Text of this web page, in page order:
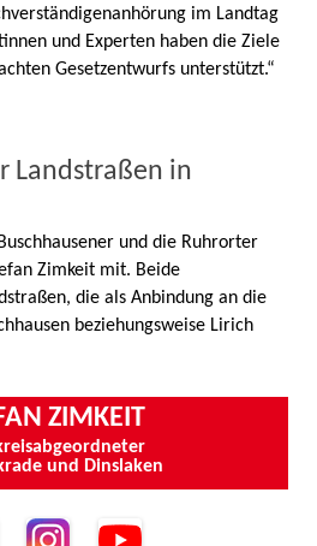
im Landtag
und Experten haben die Ziele
Gesetzentwurfs unterstützt.“
Landstraßen in
und die Ruhrorter
Zimkeit mit. Beide
die als Anbindung an die
beziehungsweise Lirich
ZIMKEIT
und Dinslaken